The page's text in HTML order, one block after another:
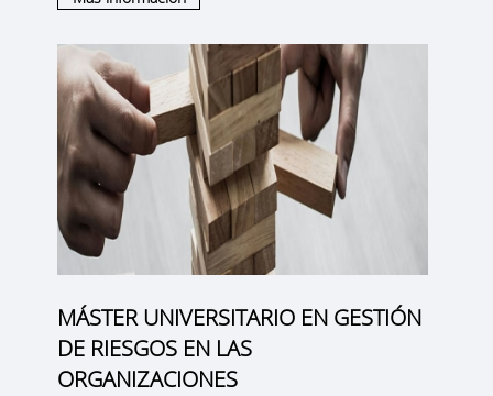
MÁSTER UNIVERSITARIO EN GESTIÓN
DE RIESGOS EN LAS
ORGANIZACIONES